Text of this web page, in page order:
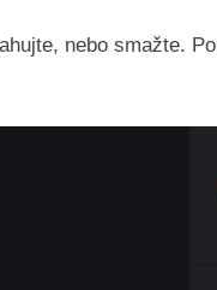
nebo smažte.